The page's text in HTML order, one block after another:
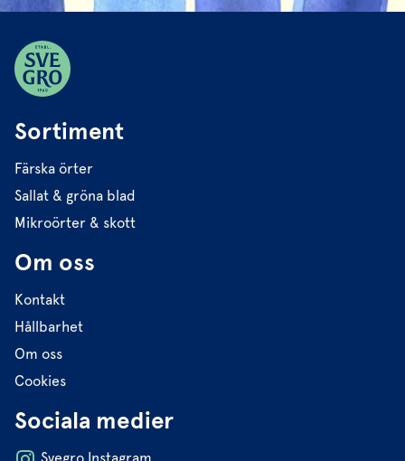
Sortiment
Färska örter
Sallat & gröna blad
Mikroörter & skott
Om oss
Kontakt
Hållbarhet
Om oss
Cookies
Sociala medier